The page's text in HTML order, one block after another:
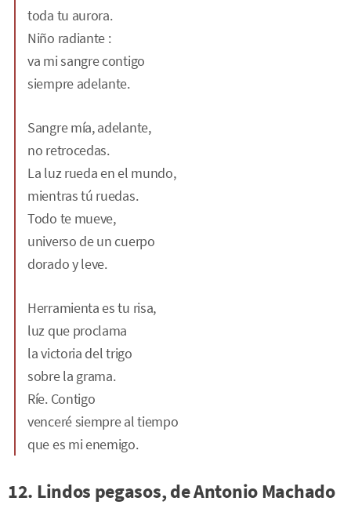
toda tu aurora.
Niño radiante :
va mi sangre contigo
siempre adelante.
Sangre mía, adelante,
no retrocedas.
La luz rueda en el mundo,
mientras tú ruedas.
Todo te mueve,
universo de un cuerpo
dorado y leve.
Herramienta es tu risa,
luz que proclama
la victoria del trigo
sobre la grama.
Ríe. Contigo
venceré siempre al tiempo
que es mi enemigo.
12. Lindos pegasos, de Antonio Machado